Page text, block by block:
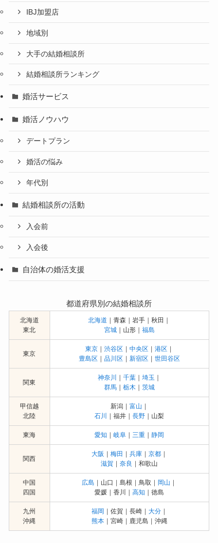
IBJ加盟店
地域別
大手の結婚相談所
結婚相談所ランキング
婚活サービス
婚活ノウハウ
デートプラン
婚活の悩み
年代別
結婚相談所の活動
入会前
入会後
自治体の婚活支援
都道府県別の結婚相談所
北海道
東北
北海道 ｜青森｜岩手｜秋田｜
宮城｜山形｜ 福島
東京
東京｜ 渋谷区｜ 中央区｜ 港区｜
豊島区｜ 品川区｜ 新宿区｜ 世田谷区
関東
神奈川 ｜ 千葉｜ 埼玉 ｜
群馬｜ 栃木 ｜ 茨城
甲信越
北陸
新潟｜ 富山 ｜
石川
｜福井｜長野 ｜山梨
東海 愛知 ｜岐阜 ｜ 三重 ｜静岡
関西
大阪 ｜ 梅田 ｜ 兵庫｜ 京都｜
滋賀 ｜奈良 ｜和歌山
中国
四国
広島 ｜山口｜島根｜鳥取｜ 岡山 ｜
愛媛｜香川｜高知 ｜徳島
九州
沖縄
福岡 ｜佐賀｜長崎｜ 大分｜
熊本｜宮崎｜鹿児島｜沖縄